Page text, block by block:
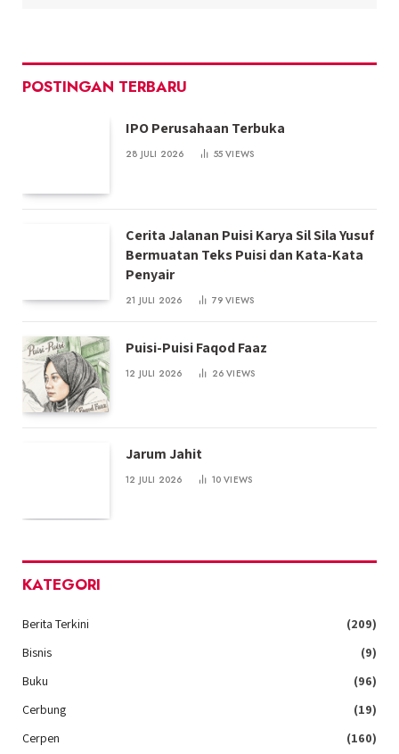
POSTINGAN TERBARU
IPO Perusahaan Terbuka
28 JULI 2026 55VIEWS
Cerita Jalanan Puisi Karya Sil Sila Yusuf
Bermuatan Teks Puisi dan Kata-Kata
Penyair
21 JULI 2026 79VIEWS
Puisi-Puisi Faqod Faaz
12 JULI 2026 26VIEWS
Jarum Jahit
12 JULI 2026 10VIEWS
KATEGORI
Berita Terkini
(209)
Bisnis
(9)
Buku
(96)
Cerbung
(19)
Cerpen
(160)